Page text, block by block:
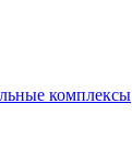
комплексы